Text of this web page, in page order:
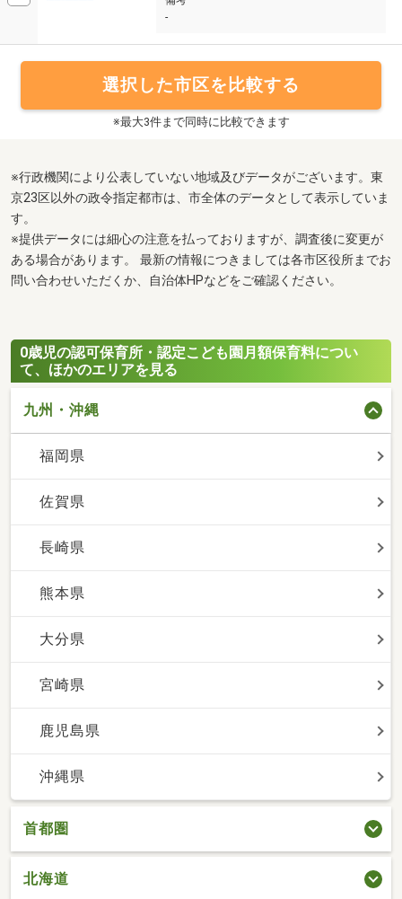
-
選択した市区を比較する
※最大3件まで同時に比較できます
※行政機関により公表していない地域及びデータがございます。東
京23区以外の政令指定都市は、市全体のデータとして表示していま
す。
※提供データには細心の注意を払っておりますが、調査後に変更が
ある場合があります。 最新の情報につきましては各市区役所までお
問い合わせいただくか、自治体HPなどをご確認ください。
0歳児の認可保育所・認定こども園月額保育料につい
て、ほかのエリアを見る
九州・沖縄
福岡県
佐賀県
長崎県
熊本県
大分県
宮崎県
鹿児島県
沖縄県
首都圏
北海道